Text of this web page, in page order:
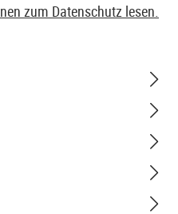
Hydration
zum Datenschutz lesen.